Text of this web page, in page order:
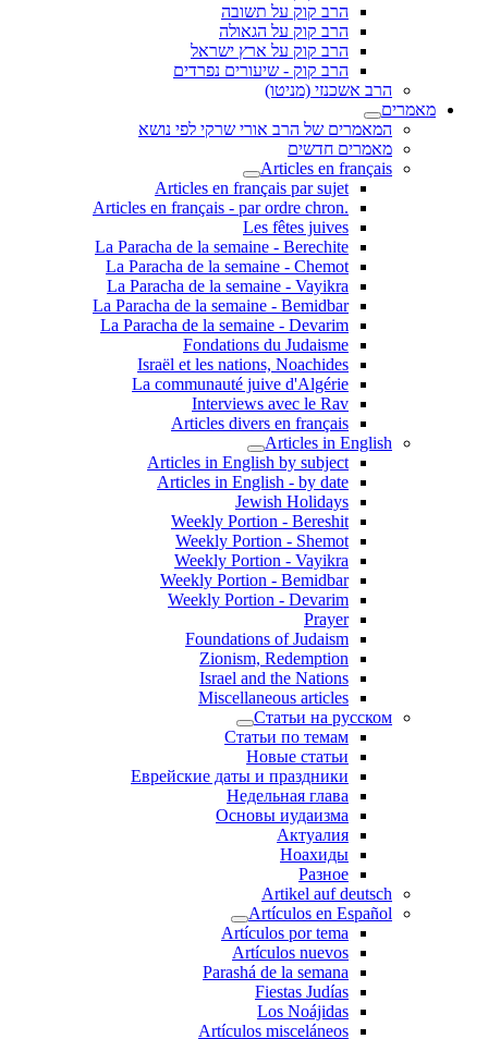
הרב קוק על תשובה
הרב קוק על הגאולה
הרב קוק על ארץ ישראל
הרב קוק - שיעורים נפרדים
הרב אשכנזי (מניטו)
מאמרים
המאמרים של הרב אורי שרקי לפי נושא
מאמרים חדשים
Articles en français
Articles en français par sujet
.Articles en français - par ordre chron
Les fêtes juives
La Paracha de la semaine - Berechite
La Paracha de la semaine - Chemot
La Paracha de la semaine - Vayikra
La Paracha de la semaine - Bemidbar
La Paracha de la semaine - Devarim
Fondations du Judaisme
Israël et les nations, Noachides
La communauté juive d'Algérie
Interviews avec le Rav
Articles divers en français
Articles in English
Articles in English by subject
Articles in English - by date
Jewish Holidays
Weekly Portion - Bereshit
Weekly Portion - Shemot
Weekly Portion - Vayikra
Weekly Portion - Bemidbar
Weekly Portion - Devarim
Prayer
Foundations of Judaism
Zionism, Redemption
Israel and the Nations
Miscellaneous articles
Статьи на русском
Статьи по темам
Новые статьи
Еврейские даты и праздники
Недельная глава
Основы иудаизма
Актуалия
Ноахиды
Разное
Artikel auf deutsch
Artículos en Español
Artículos por tema
Artículos nuevos
Parashá de la semana
Fiestas Judías
Los Noájidas
Artículos misceláneos